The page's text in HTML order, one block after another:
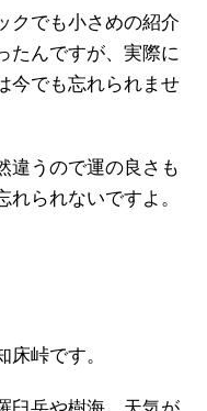
クでも小さめの紹介
たんですが、実際に
今でも忘れられませ
違うので運の良さも
られないですよ。
峠です。